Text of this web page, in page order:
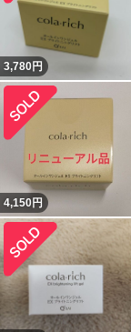
3,780円
4,150円